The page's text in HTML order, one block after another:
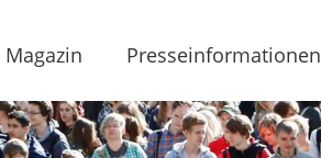
Magazin Presseinformationen